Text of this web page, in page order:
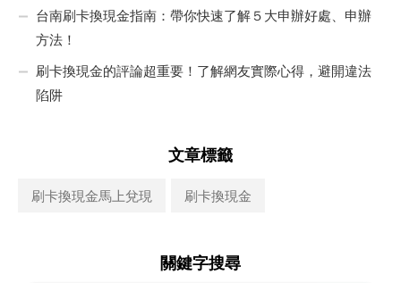
台南刷卡換現金指南：帶你快速了解５大申辦好處、申辦
方法！
刷卡換現金的評論超重要！了解網友實際心得，避開違法
陷阱
文章標籤
刷卡換現金馬上兌現 刷卡換現金
關鍵字搜尋